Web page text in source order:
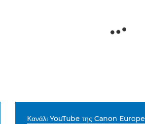
Κανάλι YouTube της Canon Europe